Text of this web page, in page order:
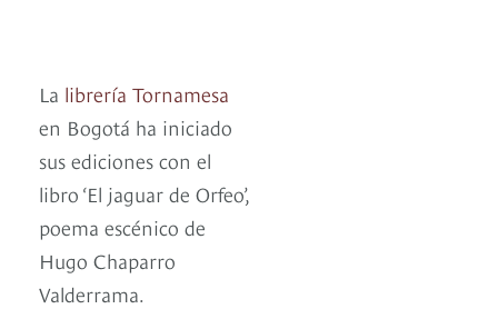
La librería Tornamesa
en Bogotá ha iniciado
sus ediciones con el
libro ‘El jaguar de Orfeo’,
poema escénico de
Hugo Chaparro
Valderrama.